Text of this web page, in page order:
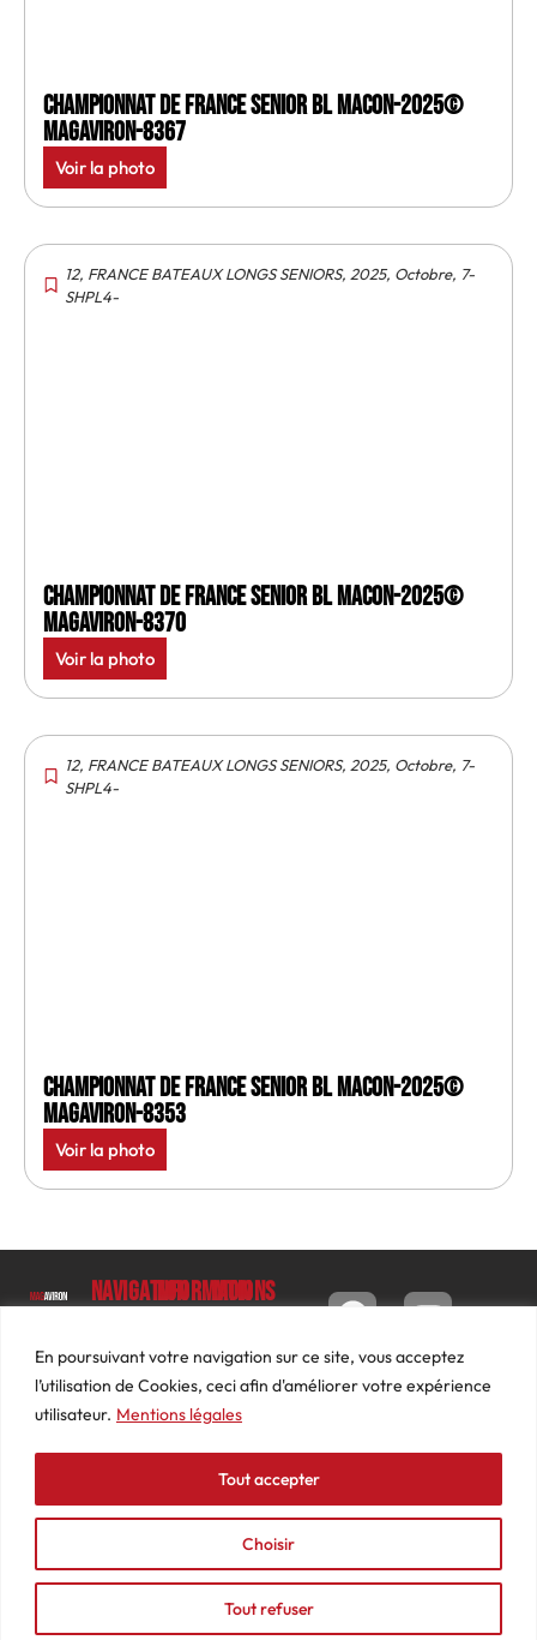
En poursuivant votre navigation sur ce site, vous acceptez
l’utilisation de Cookies, ceci afin d'améliorer votre expérience
utilisateur. Mentions légales
Choisir
Tout refuser
Tout accepter
Championnat de France senior BL Macon-2025©
MagAviron-8367
Voir la photo
12, FRANCE BATEAUX LONGS SENIORS, 2025, Octobre, 7-
SHPL4-
Championnat de France senior BL Macon-2025©
MagAviron-8370
Voir la photo
12, FRANCE BATEAUX LONGS SENIORS, 2025, Octobre, 7-
SHPL4-
Championnat de France senior BL Macon-2025©
MagAviron-8353
Voir la photo
Luc
Barbier
69640
74
87
contact@mediasaviron.fr
Navigation
Le
Magazine
Photos
Actualités
Podcasts
Informations
Conditions
générales
de ventes
Mentions
légales
Mon
Tableau
de bord
Commandes
Adresses
Détails
du
compte